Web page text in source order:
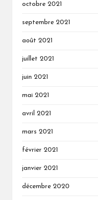
octobre 2021
septembre 2021
août 2021
juillet 2021
juin 2021
mai 2021
avril 2021
mars 2021
février 2021
janvier 2021
décembre 2020